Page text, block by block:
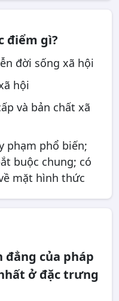
điểm gì?
đời sống xã hội
hội
và bản chất xã
phạm phổ biến;
buộc chung; có
mặt hình thức
đẳng của pháp
ở đặc trưng